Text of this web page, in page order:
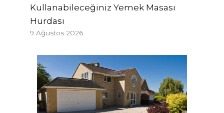
Kullanabileceğiniz Yemek Masası
Hurdası
9 Ağustos 2026